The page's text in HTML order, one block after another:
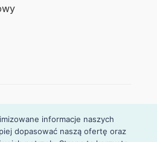
informacje naszych
dopasować naszą ofertę oraz